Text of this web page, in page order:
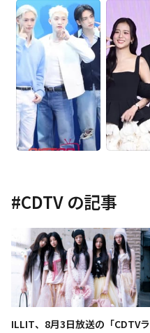
#CDTV の記事
ILLIT、8月3日放送の「CDTVラ